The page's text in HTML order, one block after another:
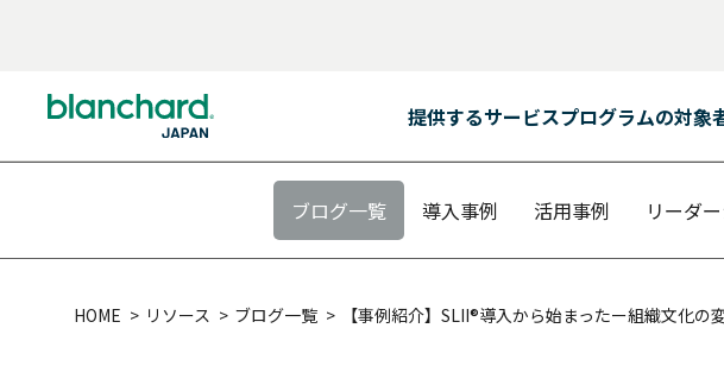
提供するサービスプログラムの対象
ブログ一覧 導入事例 活用事例 リーダ
HOME リソース ブログ一覧 【事例紹介】SLII®導入から始まったー組織文化の
BACK
リーダーシップ開発
サービス内容
カスタム・ソリューション
BACK
全ての階層のリーダー
BACK
研修プログラム
BACK
ベストセラー
BACK
会社概要